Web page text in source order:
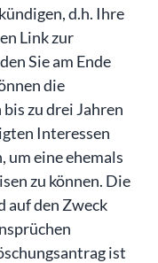
d.h. Ihre
Link zur
Sie am Ende
die
zu drei Jahren
Interessen
um eine ehemals
zu können. Die
auf den Zweck
ist